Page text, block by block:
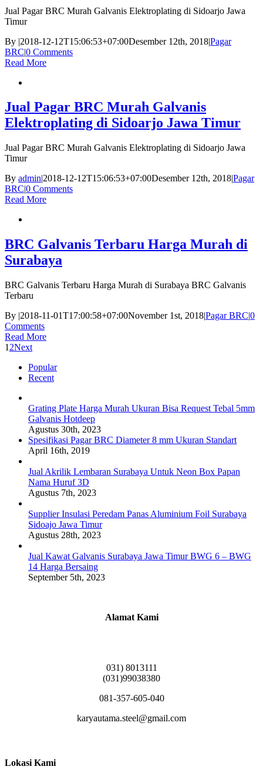
Jual Pagar BRC Murah Galvanis Elektroplating di Sidoarjo Jawa
Timur
By |2018-12-12T15:06:53+07:00Desember 12th, 2018|Pagar
BRC|0 Comments
Read More
Jual Pagar BRC Murah Galvanis
Elektroplating di Sidoarjo Jawa Timur
Jual Pagar BRC Murah Galvanis Elektroplating di Sidoarjo Jawa
Timur
By admin|2018-12-12T15:06:53+07:00Desember 12th, 2018|Pagar
BRC|0 Comments
Read More
BRC Galvanis Terbaru Harga Murah di
Surabaya
BRC Galvanis Terbaru Harga Murah di Surabaya BRC Galvanis
Terbaru
By |2018-11-01T17:00:58+07:00November 1st, 2018|Pagar BRC|0
Comments
Read More
1 2Next
Popular
Recent
Grating Plate Harga Murah Ukuran Bisa Request Tebal 5mm
Galvanis Hotdeep
Agustus 30th, 2023
Spesifikasi Pagar BRC Diameter 8 mm Ukuran Standart
April 16th, 2019
Jual Akrilik Lembaran Surabaya Untuk Neon Box Papan
Nama Huruf 3D
Agustus 7th, 2023
Supplier Insulasi Peredam Panas Aluminium Foil Surabaya
Sidoajo Jawa Timur
Agustus 28th, 2023
Jual Kawat Galvanis Surabaya Jawa Timur BWG 6 – BWG
14 Harga Bersaing
September 5th, 2023
Alamat Kami
031) 8013111
(031)99038380
081-357-605-040
karyautama.steel@gmail.com
Lokasi Kami